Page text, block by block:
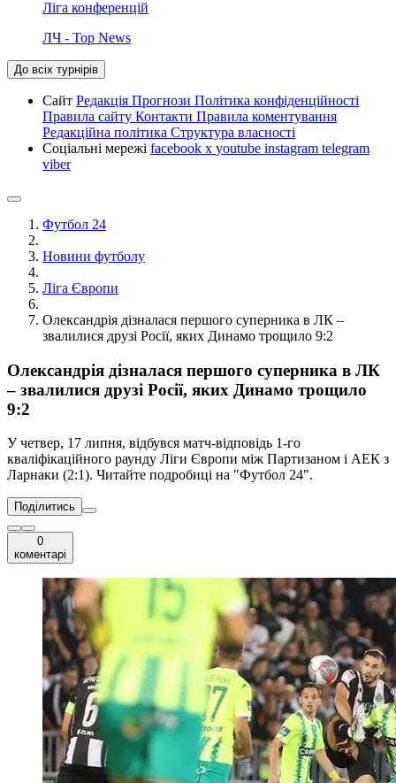
Ліга конференцій
ЛЧ - Top News
До всіх турнірів
Сайт Редакція Прогнози Політика конфіденційності
Правила сайту Контакти Правила коментування
Редакційна політика Структура власності
Соціальні мережі facebook x youtube instagram telegram
viber
Футбол 24
Новини футболу
Ліга Європи
Олександрія дізналася першого суперника в ЛК –
звалилися друзі Росії, яких Динамо трощило 9:2
Олександрія дізналася першого суперника в ЛК
– звалилися друзі Росії, яких Динамо трощило
9:2
У четвер, 17 липня, відбувся матч-відповідь 1-го
кваліфікаційного раунду Ліги Європи між Партизаном і АЕК з
Ларнаки (2:1). Читайте подробиці на "Футбол 24".
Поділитись
0
коментарі